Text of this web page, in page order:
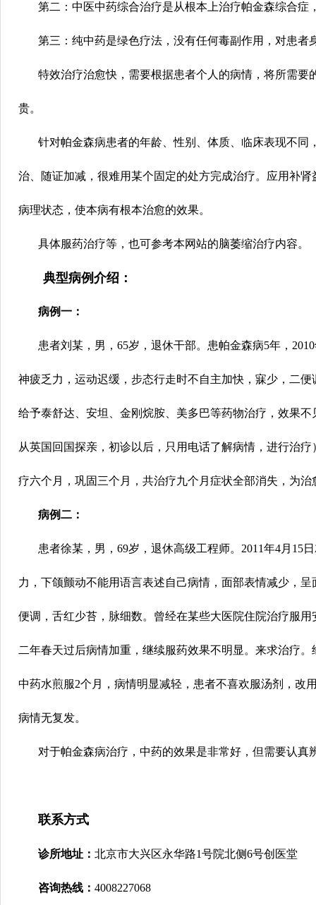
第二：中医中药综合治疗是从根本上治疗帕金森综合症
第三：纯中药是绿色疗法，没有任何毒副作用，对患者
特效治疗治愈快，需要根据患者个人的病情，将所需要
贵。
针对帕金森病患者的年龄、性别、体质、临床表现不同
治、随证加减，很难用某个固定的处方完成治疗。应用补
病理状态，使本病有根本治愈的效果。
具体服药治疗等，也可参考本网站的脑萎缩治疗内容。
典型病例介绍：
病例一：
患者刘某，男，65岁，退休干部。患帕金森病5年，
神疲乏力，运动迟缓，步态行走时不自主加快，寐少，二
给予泰舒达、安坦、金刚烷胺、美多巴等药物治疗，效果
从英国回国探亲，初诊以后，只用电话了解病情，进行治
疗六个月，巩固三个月，共治疗九个月症状全部消失，为
病例二：
患者徐某，男，69岁，退休高级工程师。2011年4月15
力，下颌颤动不能用语言表述自己病情，面部表情减少，
便调，舌红少苔，脉细数。曾经在某些大医院住院治疗服
二年春天过后病情加重，继续服药效果不明显。来求治疗
中药水煎服2个月，病情明显减轻，患者不喜欢服汤剂，改
病情无复发。
对于帕金森病治疗，中药的效果是非常好，但需要认真
联系方式
诊所地址： 北京市大兴区永华路1号院北侧6号创医堂
咨询热线： 4008227068